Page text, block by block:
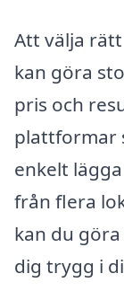
Att välja
kan göra
pris och
plattformar
enkelt
från flera
kan du
dig trygg i